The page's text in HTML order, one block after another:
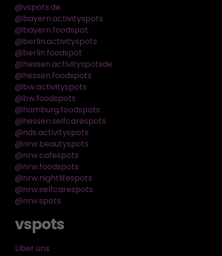
@vspots.de
@bayern.activityspots
@bayern.foodspot
@berlin.activityspots
@berlin.foodspot
@hessen.activityspotsde
@hessen.foodspots
@bw.activityspots
@bw.foodspots
@hamburg.foodspots
@hessen.selfcarespots
@nds.activityspots
@nrw.beautyspots
@nrw.cafespots
@nrw.foodspots
@nrw.nightlifespots
@nrw.selfcarespots
@nrw.spots
vspots
Über uns